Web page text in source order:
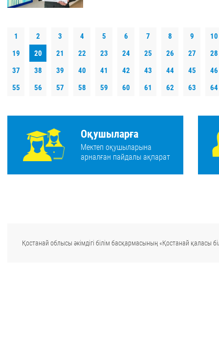
1 2 3 4 5 6 7 8 9
10
19
20 21 22 23 24 25 26 27
28
37
38 39 40 41 42 43 44 45
46
55
56 57 58 59 60 61 62 63 64
Оқушыларға
Мектеп оқушыларына
арналған пайдалы ақпарат
Қостанай облысы әкімдігі білім басқармасының «Қостанай қаласы